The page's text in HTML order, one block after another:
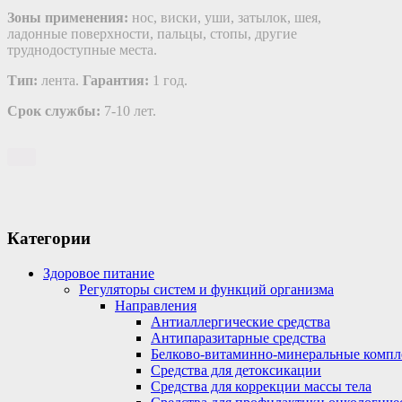
Зоны применения: нос, виски, уши, затылок, шея,
ладонные поверхности, пальцы, стопы, другие
труднодоступные места.
Тип: лента. Гарантия: 1 год.
Срок службы: 7-10 лет.
Категории
Здоровое питание
Регуляторы систем и функций организма
Направления
Антиаллергические средства
Антипаразитарные средства
Белково-витаминно-минеральные
Средства для детоксикации
Средства для коррекции массы тела